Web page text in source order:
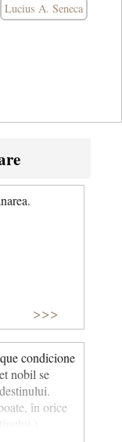
Lucius A. Seneca
>>>
condicione
nobil se
în orice